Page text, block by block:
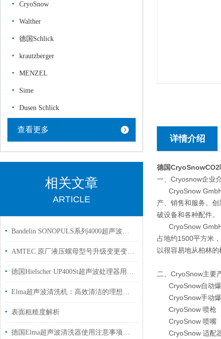
CryoSnow
Walther
德国Schlick
krautzberger
MENZEL
Sime
Dusen Schlick
查看更多
相关文章
ARTICLE
Bandelin SONOPULS系列4000超声波均质机
AMTEC 原厂液压螺母型号升级变更变更声明
德国Hielscher UP400St超声波处理器用于化学实验室使用
Elma超声波清洗机：高效清洁的理想之选
表面粗糙度解析
德国Elma超声波清洗器使用注意事项及维护
详情介绍
德国CryoSnowCO2
一、Cryosnow企业
CryoSnow GmbH
产、销售和服务。
破设备和各种配件。
CryoSnow GmbH
占地约1500平方米
以很容易地从柏林
二、CryoSnow主要
CryoSnow自动爆
CryoSnow手动爆
CryoSnow 喷枪
CryoSnow 喷嘴
CryoSnow 适配